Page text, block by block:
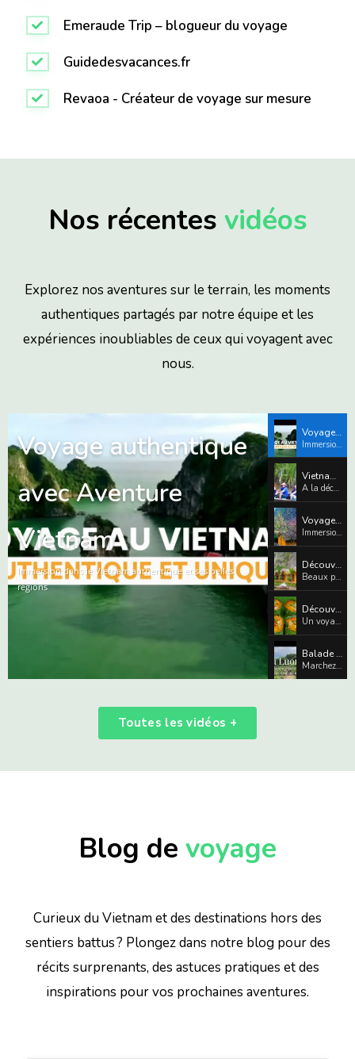
Emeraude Trip – blogueur du voyage
Guidedesvacances.fr
Revaoa - Créateur de voyage sur mesure
Nos récentes vidéos
Explorez nos aventures sur le terrain, les moments
authentiques partagés par notre équipe et les
expériences inoubliables de ceux qui voyagent avec
nous.
Voyage authentique
avec Aventure
Vietnam
Immersion dans le Vietnam authentique et ses belles
régions
Voyage authentique avec Aventure Vietnam
Immersion dans le Vietnam authentique et ses belles régions
Vietnam en 15 jours avec Aventure Vietnam : l’itinéraire incontournable
A la découverte des plus beaux sites du Vietnam en deux semaines
Voyage au Vietnam authentique en 3 semaines avec Aventure Vietnam
Immersion totale entre nature, culture locale et rencontres authentiques
Découvrez Tam Coc - Baie d'halong terrestre avec Aventure Vietnam
Beaux paysages de montagnes et balade en barque sur la rivière
Découvrez la cuisine locale du Vietnam avec Aventure Vietnam
Un voyage gourmand au cœur des spécialités et saveurs vietnamiennes
Balade insolite au milieu des rizières en terrasse à Pu Luong
Marchez au cœur de superbes rizières en terrasse et villages paisibles
Toutes les vidéos +
Blog de voyage
Curieux du Vietnam et des destinations hors des
sentiers battus ? Plongez dans notre blogpour des
récits surprenants, des astuces pratiques et des
inspirations pour vos prochaines aventures.